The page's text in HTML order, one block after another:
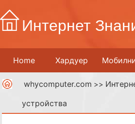
Интернет
Home Хардуер
Принтери Мрежи
Дигитални медии
whycomputer.com >>
устройства